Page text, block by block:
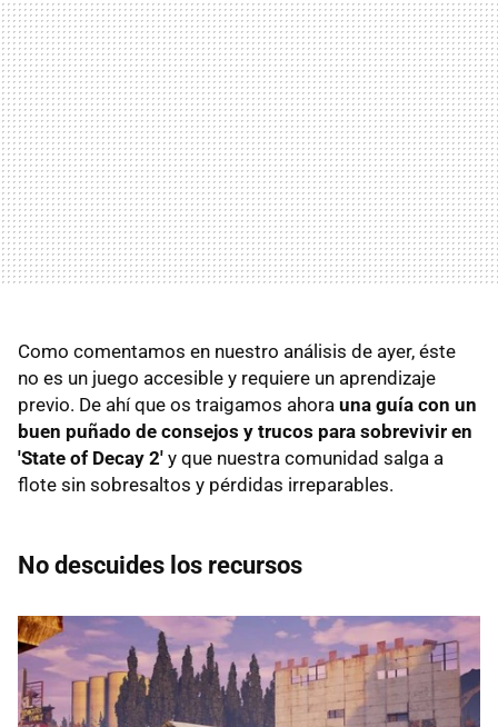
Como comentamos en nuestro análisis de ayer, éste
no es un juego accesible y requiere un aprendizaje
previo. De ahí que os traigamos ahora una guía con un
buen puñado de consejos y trucos para sobrevivir en
'State of Decay 2' y que nuestra comunidad salga a
flote sin sobresaltos y pérdidas irreparables.
No descuides los recursos